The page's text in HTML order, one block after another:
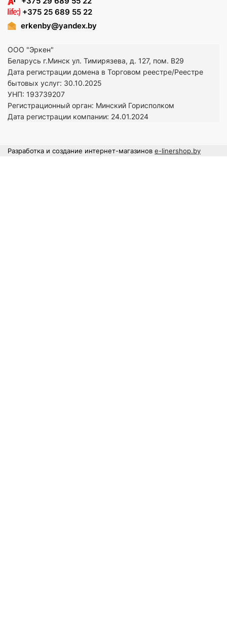
+375 25 689 55 22
erkenby@yandex.by
ООО "Эркен"
Беларусь г.Минск ул. Тимирязева, д. 127, пом. В29
Дата регистрации домена в Торговом реестре/Реестре
бытовых услуг: 30.10.2025
УНП: 193739207
Регистрационный орган: Минский Горисполком
Дата регистрации компании: 24.01.2024
Разработка и создание интернет-магазинов e-linershop.by